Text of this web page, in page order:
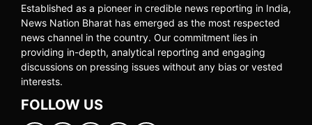
Established as a pioneer in credible news reporting in India,
News Nation Bharat has emerged as the most respected
news channel in the country. Our commitment lies in
providing in-depth, analytical reporting and engaging
discussions on pressing issues without any bias or vested
interests.
FOLLOW US